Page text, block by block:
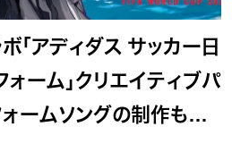
「アディダス サッカー日
ーム」クリエイティブパ
ームソングの制作も決